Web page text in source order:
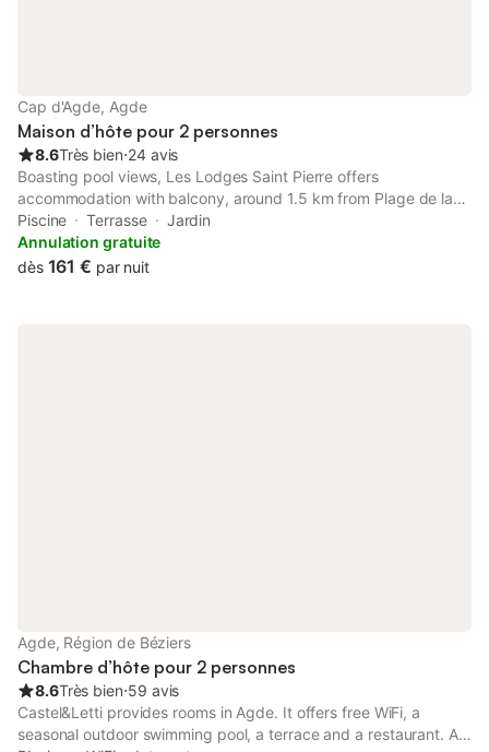
Cap d'Agde, Agde
Maison d’hôte pour 2 personnes
8.6Très bien⋅24 avis
Boasting pool views, Les Lodges Saint Pierre offers
accommodation with balcony, around 1.5 km from Plage de la
Baie de l'Amitie. This property offers access to a terrace and
free private parking.
Piscine Terrasse
Jardin
Annulation gratuite
dès 161 € par nuit
Agde, Région de Béziers
Chambre d’hôte pour 2 personnes
8.6Très bien⋅59 avis
Castel&Letti provides rooms in Agde. It offers free WiFi, a
seasonal outdoor swimming pool, a terrace and a restaurant. At